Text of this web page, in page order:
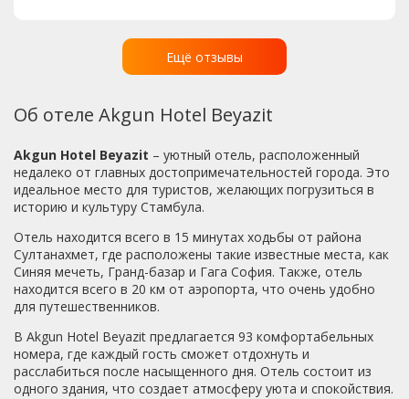
выходило на стену . Главный минус (возможно только
данного номера) - за стеной стояли промышленные
кондиционеры и ОЧЕНЬ громко гудели. Если вы приехали
вероятно, вы их и не услышите (как мой муж). Но если у
вас сон чуткий – просите сразу другой номер. Питание: у
нас был обед и завтрак – претензий нет, все вкусно и
сытно!!! Красивый холл на расепции, есть бесплатный
WI-FI, но жуткий «тормоз» (как нам сказали, сейчас так
во всей Турции). Так же, в отеле имеется камера
хранения, где можно бесплатно оставить вещи после
выселения из номера в 12:00. В окрестностях отеля есть
обменник с приличным курсом, кафешка и разные
лавочки с фаст-фудом. Рядом есть остановки
общественного транспорта. Так, ветка трамвая, хоть и
единственная в городе, по ней можно хорошо
ориентироваться при прогулках - не заблудитесь, цена
проезда 4лиры.Краткая информация по
достопримечательностям: Учтите, что в некоторых
достопримечательностях бывают выходные, так,
например, в нашу поездку Айя-София «отдыхала» в
Ещё отзывы
Об отеле Akgun Hotel Beyazit
Akgun Hotel Beyazit – уютный отель, расположенный
недалеко от главных достопримечательностей города. Это
идеальное место для туристов, желающих погрузиться в
историю и культуру Стамбула.
Отель находится всего в 15 минутах ходьбы от района
Султанахмет, где расположены такие известные места, как
Синяя мечеть, Гранд-базар и Гага София. Также, отель
находится всего в 20 км от аэропорта, что очень удобно
для путешественников.
В Akgun Hotel Beyazit предлагается 93 комфортабельных
номера, где каждый гость сможет отдохнуть и
расслабиться после насыщенного дня. Отель состоит из
одного здания, что создает атмосферу уюта и спокойствия.